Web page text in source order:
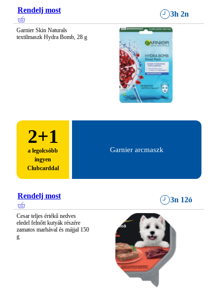
Rendelj most 3h 2n
Garnier Skin Naturals
textilmaszk Hydra Bomb, 28 g
2+1
a legolcsóbb
ingyen
Clubcarddal
Garnier arcmaszk
Rendelj most 3n 12ó
Cesar teljes értékű nedves
eledel felnőtt kutyák részére
zamatos marhával és májjal 150
g